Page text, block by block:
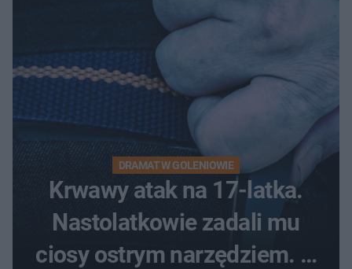
DRAMAT W GOLENIOWIE
Krwawy atak na 17-latka.
Nastolatkowie zadali mu
ciosy ostrym narzędziem. O